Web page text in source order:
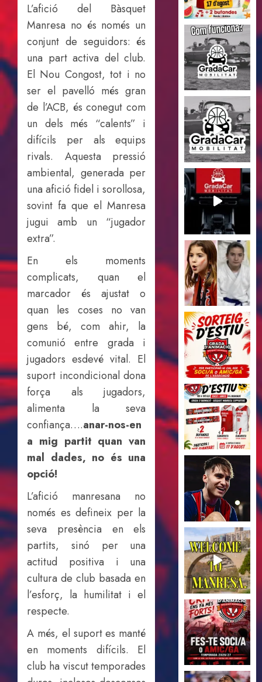
L’afició del Bàsquet
Manresa no és només un
conjunt de seguidors: és
una part activa del club.
El Nou Congost, tot i no
ser el pavelló més gran
de l’ACB, és conegut com
un dels més “calents” i
difícils per als equips
rivals. Aquesta pressió
ambiental, generada per
una afició fidel i sorollosa,
sovint fa que el Manresa
jugui amb un “jugador
extra”.
En els moments
complicats, quan el
marcador és ajustat o
quan les coses no van
gens bé, com ahir, la
comunió entre grada i
jugadors esdevé vital. El
suport incondicional dona
força als jugadors,
alimenta la seva
confiança….anar-nos-en
a mig partit quan van
mal dades, no és una
opció!
L’afició manresana no
només es defineix per la
seva presència en els
partits, sinó per una
actitud positiva i una
cultura de club basada en
l’esforç, la humilitat i el
respecte.
A més, el suport es manté
en moments difícils. El
club ha viscut temporades